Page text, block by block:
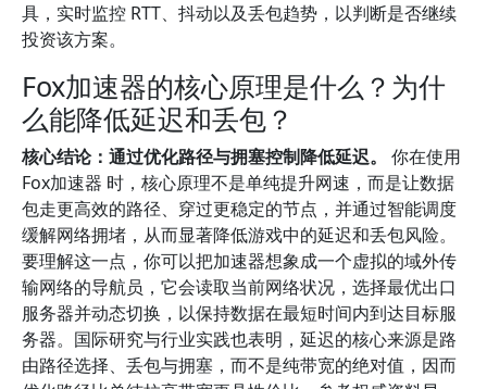
具，实时监控 RTT、抖动以及丢包趋势，以判断是否继续
投资该方案。
Fox加速器的核心原理是什么？为什
么能降低延迟和丢包？
核心结论：通过优化路径与拥塞控制降低延迟。
你在使用
Fox加速器 时，核心原理不是单纯提升网速，而是让数据
包走更高效的路径、穿过更稳定的节点，并通过智能调度
缓解网络拥堵，从而显著降低游戏中的延迟和丢包风险。
要理解这一点，你可以把加速器想象成一个虚拟的域外传
输网络的导航员，它会读取当前网络状况，选择最优出口
服务器并动态切换，以保持数据在最短时间内到达目标服
务器。国际研究与行业实践也表明，延迟的核心来源是路
由路径选择、丢包与拥塞，而不是纯带宽的绝对值，因而